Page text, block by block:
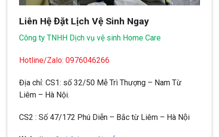
Liên Hệ Đặt Lịch Vệ Sinh Ngay
Công ty TNHH Dịch vụ vệ sinh Home Care
Hotline/Zalo: 0976046266
Địa chỉ: CS1: số 32/50 Mễ Trì Thượng – Nam Từ
Liêm – Hà Nội.
CS2 : Số 47/172 Phú Diễn – Bắc từ Liêm – Hà Nội